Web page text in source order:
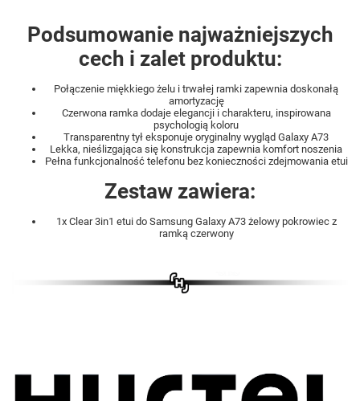
Podsumowanie najważniejszych
cech i zalet produktu:
Połączenie miękkiego żelu i trwałej ramki zapewnia doskonałą
amortyzację
Czerwona ramka dodaje elegancji i charakteru, inspirowana
psychologią koloru
Transparentny tył eksponuje oryginalny wygląd Galaxy A73
Lekka, nieślizgająca się konstrukcja zapewnia komfort noszenia
Pełna funkcjonalność telefonu bez konieczności zdejmowania etui
Zestaw zawiera:
1x Clear 3in1 etui do Samsung Galaxy A73 żelowy pokrowiec z
ramką czerwony